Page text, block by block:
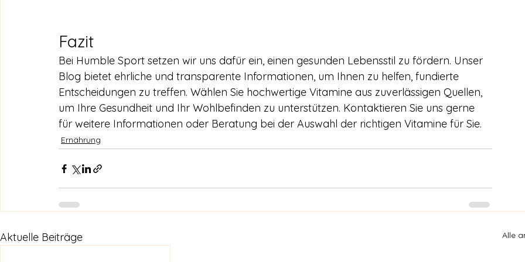
Fazit
Bei Humble Sport setzen wir uns dafür ein, einen gesunden Lebensstil zu fördern. Unser
Blog bietet ehrliche und transparente Informationen, um Ihnen zu helfen, fundierte
Entscheidungen zu treffen. Wählen Sie hochwertige Vitamine aus zuverlässigen Quellen,
um Ihre Gesundheit und Ihr Wohlbefinden zu unterstützen. Kontaktieren Sie uns gerne
für weitere Informationen oder Beratung bei der Auswahl der richtigen Vitamine für Sie.
Ernährung
Aktuelle Beiträge Alle